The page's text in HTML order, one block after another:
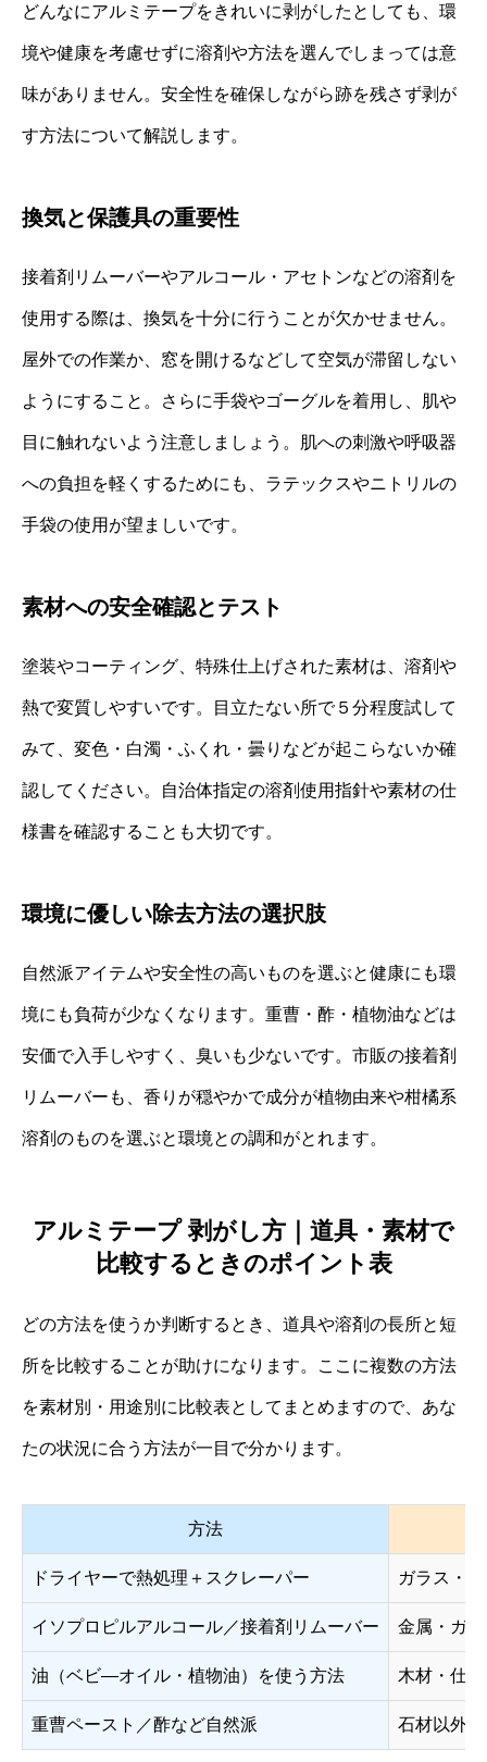
どんなにアルミテープをきれいに剥がしたとしても、環
境や健康を考慮せずに溶剤や方法を選んでしまっては意
味がありません。安全性を確保しながら跡を残さず剥が
す方法について解説します。
換気と保護具の重要性
接着剤リムーバーやアルコール・アセトンなどの溶剤を
使用する際は、換気を十分に行うことが欠かせません。
屋外での作業か、窓を開けるなどして空気が滞留しない
ようにすること。さらに手袋やゴーグルを着用し、肌や
目に触れないよう注意しましょう。肌への刺激や呼吸器
への負担を軽くするためにも、ラテックスやニトリルの
手袋の使用が望ましいです。
素材への安全確認とテスト
塗装やコーティング、特殊仕上げされた素材は、溶剤や
熱で変質しやすいです。目立たない所で５分程度試して
みて、変色・白濁・ふくれ・曇りなどが起こらないか確
認してください。自治体指定の溶剤使用指針や素材の仕
様書を確認することも大切です。
環境に優しい除去方法の選択肢
自然派アイテムや安全性の高いものを選ぶと健康にも環
境にも負荷が少なくなります。重曹・酢・植物油などは
安価で入手しやすく、臭いも少ないです。市販の接着剤
リムーバーも、香りが穏やかで成分が植物由来や柑橘系
溶剤のものを選ぶと環境との調和がとれます。
アルミテープ 剥がし方｜道具・素材で
比較するときのポイント表
どの方法を使うか判断するとき、道具や溶剤の長所と短
所を比較することが助けになります。ここに複数の方法
を素材別・用途別に比較表としてまとめますので、あな
たの状況に合う方法が一目で分かります。
方法
ドライヤーで熱処理＋スクレーパー ガラス・
イソプロピルアルコール／接着剤リムーバー 金属・ガ
油（ベビ―オイル・植物油）を使う方法 木材・仕
重曹ペースト／酢など自然派 石材以外